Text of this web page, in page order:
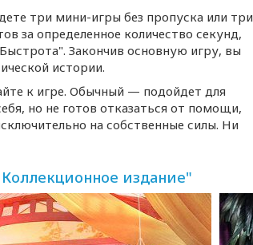
три мини-игры без пропуска или три
за определенное количество секунд,
Закончив основную игру, вы
истории.
к игре. Обычный — подойдет для
но не готов отказаться от помощи,
на собственные силы. Ни
издание"